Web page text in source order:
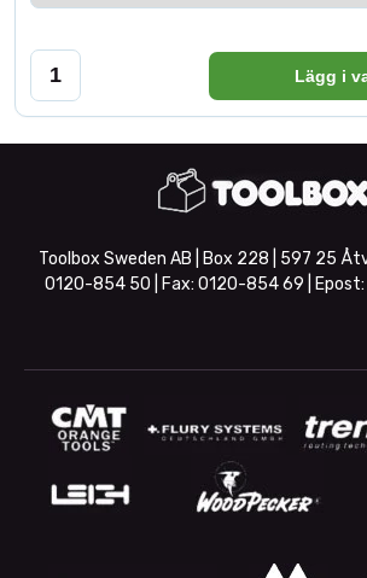
Lägg i
Toolbox Sweden AB | Box 228 | 597 25
0120-854 50 | Fax: 0120-854 69 | Epost: